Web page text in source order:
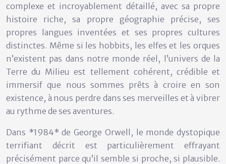
complexe et incroyablement détaillé, avec sa propre
histoire riche, sa propre géographie précise, ses
propres langues inventées et ses propres cultures
distinctes. Même si les hobbits, les elfes et les orques
n’existent pas dans notre monde réel, l’univers de la
Terre du Milieu est tellement cohérent, crédible et
immersif que nous sommes prêts à croire en son
existence, à nous perdre dans ses merveilles et à vibrer
au rythme de ses aventures.
Dans *1984* de George Orwell, le monde dystopique
terrifiant décrit est particulièrement effrayant
précisément parce qu’il semble si proche, si plausible.